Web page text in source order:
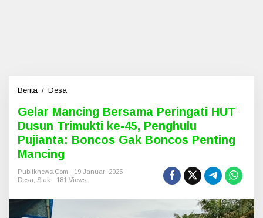
Berita / Desa
l
a
M
n
c
n
Gelar Mancing Bersama Peringati HUT
Dusun Trimukti ke-45, Penghulu
Pujianta: Boncos Gak Boncos Penting
Mancing
Publiknews.com
19 Januari 2025
Desa Siak 181 Views